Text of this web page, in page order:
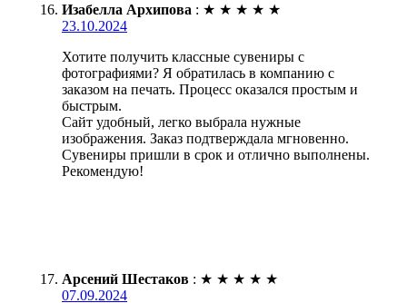
Изабелла Архипова : ★ ★ ★ ★ ★
23.10.2024
Хотите получить классные сувениры с
фотографиями? Я обратилась в компанию с
заказом на печать. Процесс оказался простым и
быстрым.
Сайт удобный, легко выбрала нужные
изображения. Заказ подтверждала мгновенно.
Сувениры пришли в срок и отлично выполнены.
Рекомендую!
Арсений Шестаков : ★ ★ ★ ★ ★
07.09.2024